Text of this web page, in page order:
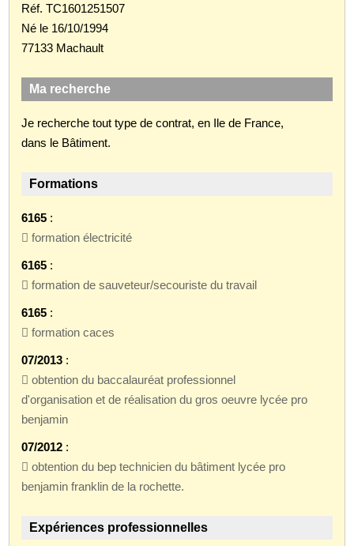
Réf. TC1601251507
Né le 16/10/1994
77133 Machault
Ma recherche
Je recherche tout type de contrat, en Ile de France,
dans le Bâtiment.
Formations
6165 :
 formation électricité
6165 :
 formation de sauveteur/secouriste du travail
6165 :
 formation caces
07/2013 :
 obtention du baccalauréat professionnel
d'organisation et de réalisation du gros oeuvre lycée pro
benjamin
07/2012 :
 obtention du bep technicien du bâtiment lycée pro
benjamin franklin de la rochette.
Expériences professionnelles